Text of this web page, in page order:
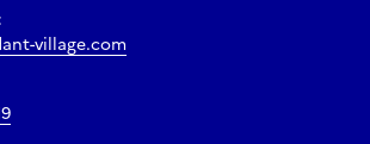
village.com